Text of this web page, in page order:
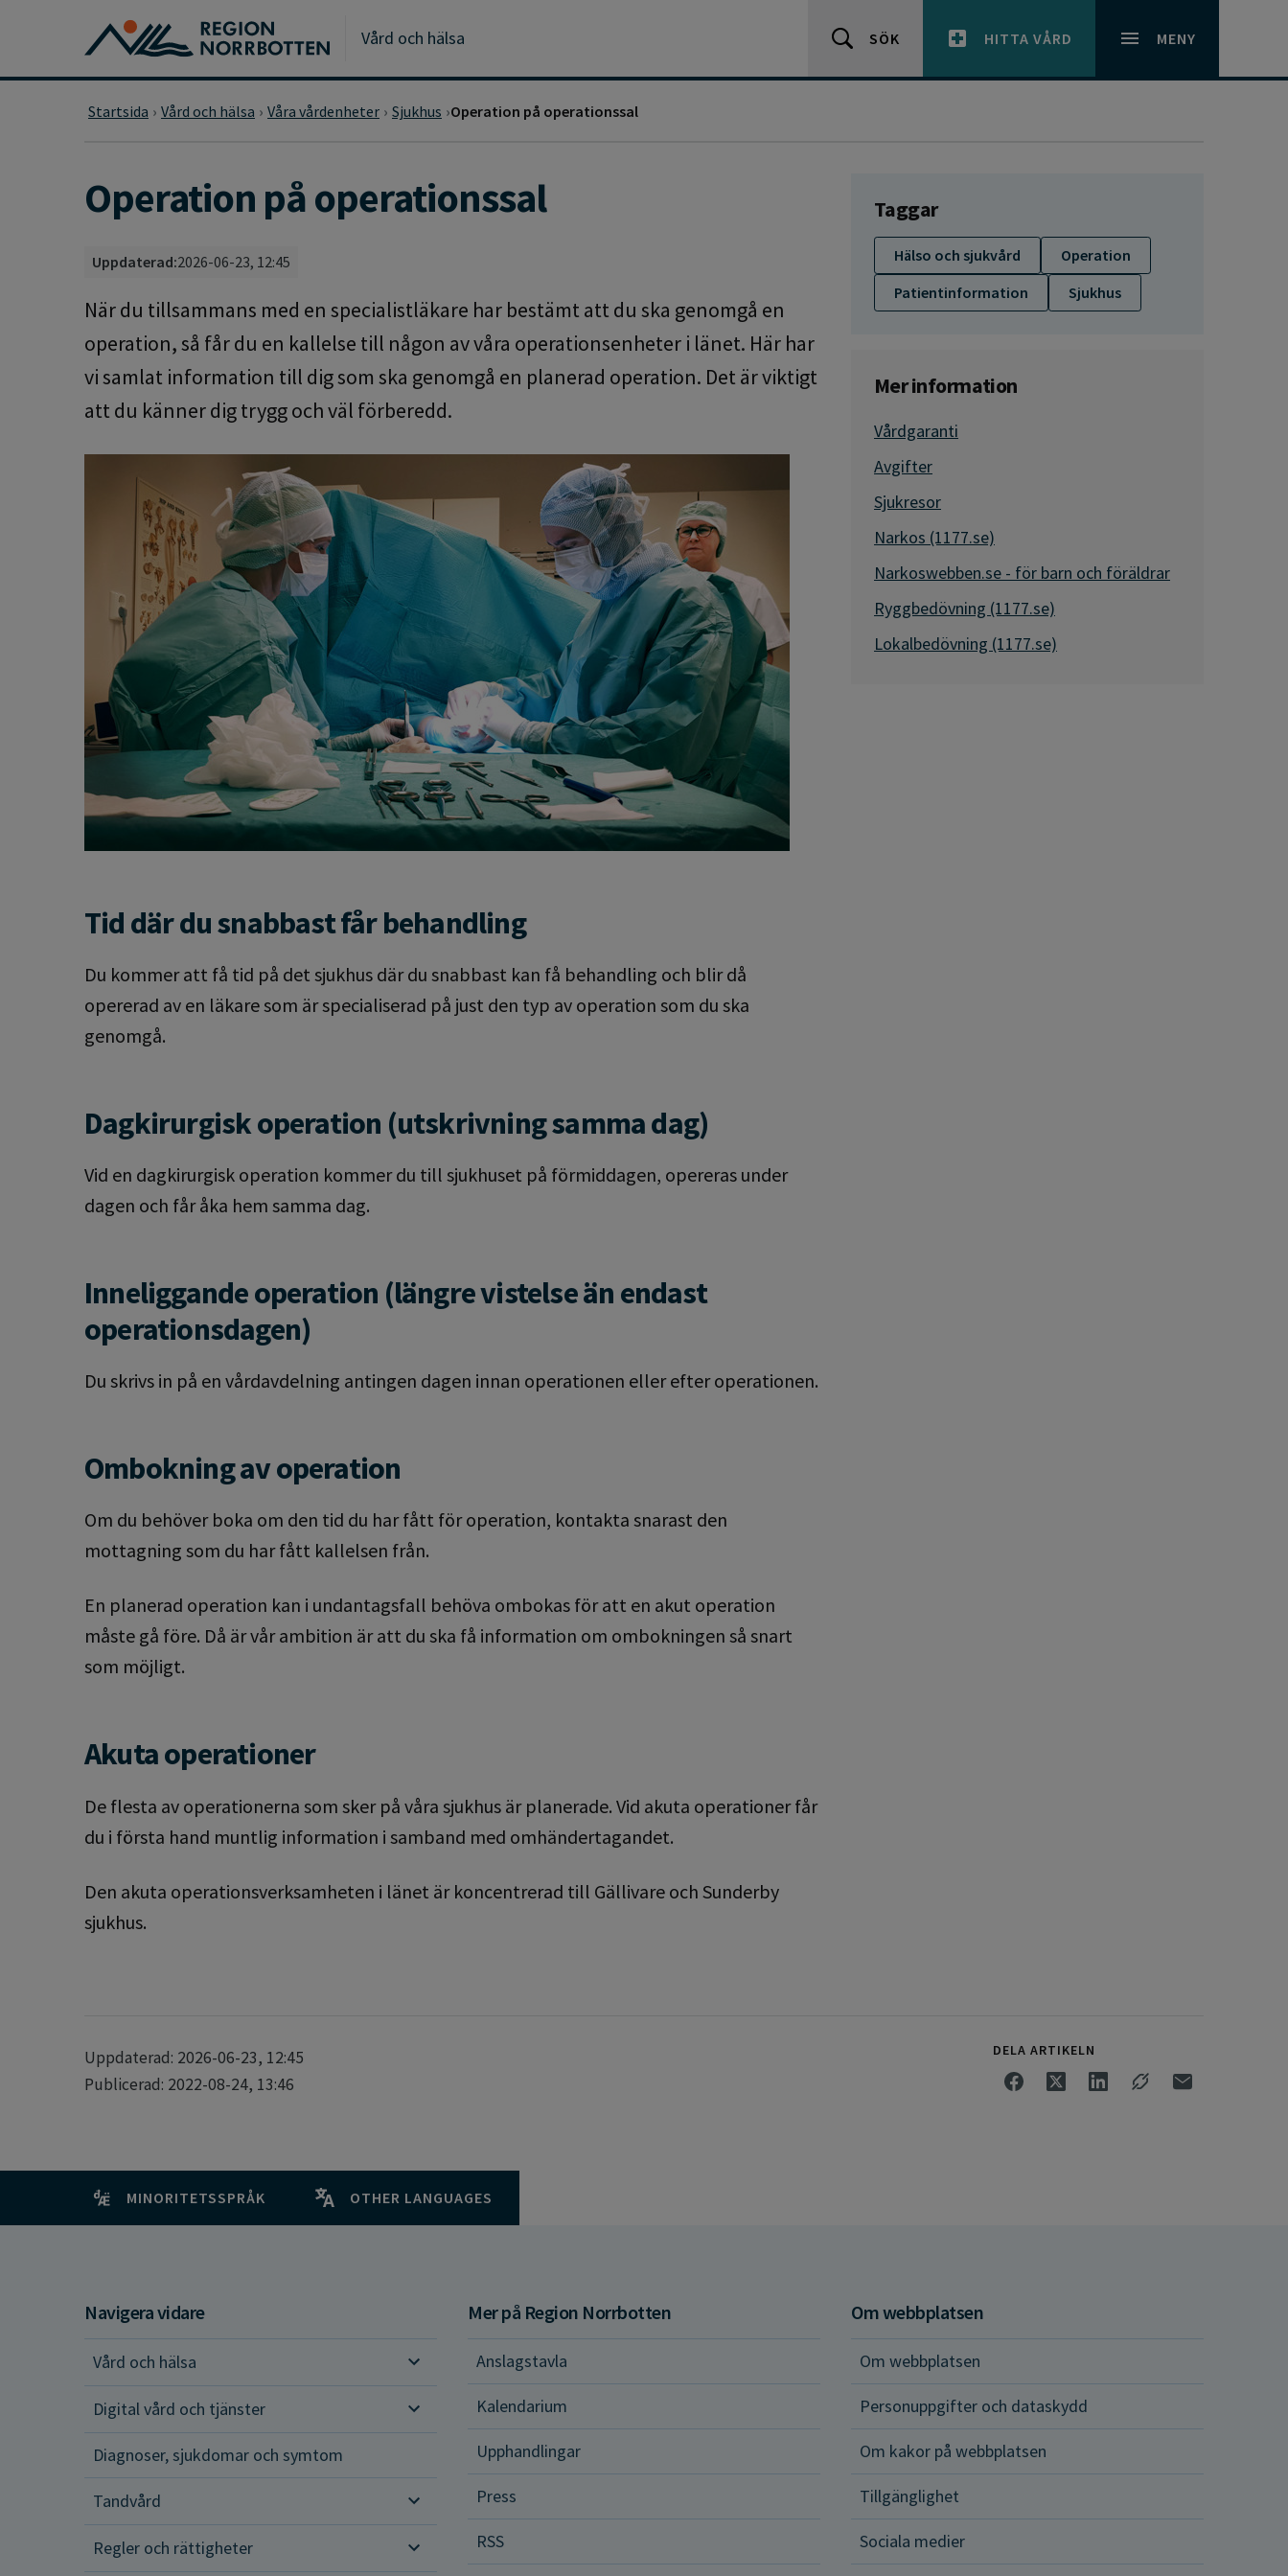
Gå till huvudmeny
Gå till övergripande innehåll
Vård och hälsa SÖK HITTA VÅRD MENY
Startsida Vård och hälsa Våra vårdenheter Sjukhus Operation på operationssal
Operation på operationssal
Uppdaterad:2026-06-23, 12:45
När du tillsammans med en specialistläkare har bestämt att du ska genomgå en
operation, så får du en kallelse till någon av våra operationsenheter i länet. Här har
vi samlat information till dig som ska genomgå en planerad operation. Det är viktigt
att du känner dig trygg och väl förberedd.
Tid där du snabbast får behandling
Du kommer att få tid på det sjukhus där du snabbast kan få behandling och blir då
opererad av en läkare som är specialiserad på just den typ av operation som du ska
genomgå.
Dagkirurgisk operation (utskrivning samma dag)
Vid en dagkirurgisk operation kommer du till sjukhuset på förmiddagen, opereras under
dagen och får åka hem samma dag.
Inneliggande operation (längre vistelse än endast
operationsdagen)
Du skrivs in på en vårdavdelning antingen dagen innan operationen eller efter operationen.
Ombokning av operation
Om du behöver boka om den tid du har fått för operation, kontakta snarast den
mottagning som du har fått kallelsen från.
En planerad operation kan i undantagsfall behöva ombokas för att en akut operation
måste gå före. Då är vår ambition är att du ska få information om ombokningen så snart
som möjligt.
Akuta operationer
De flesta av operationerna som sker på våra sjukhus är planerade. Vid akuta operationer får
du i första hand muntlig information i samband med omhändertagandet.
Den akuta operationsverksamheten i länet är koncentrerad till Gällivare och Sunderby
sjukhus.
Taggar
Hälso och sjukvård
Operation
Patientinformation
Sjukhus
Mer information
Vårdgaranti
Avgifter
Sjukresor
Narkos (1177.se)
Narkoswebben.se - för barn och föräldrar
Ryggbedövning (1177.se)
Lokalbedövning (1177.se)
Uppdaterad: 2026-06-23, 12:45
Publicerad: 2022-08-24, 13:46
DELA ARTIKELN
MINORITETSSPRÅK OTHER LANGUAGES
Navigera vidare
Vård och hälsa
Vård och hälsa
Digital vård och tjänster
Diagnoser, sjukdomar och symtom
Tandvård
Regler och rättigheter
Regler och rättigheter
Mer på Region Norrbotten
Anslagstavla
Kalendarium
Upphandlingar
Press
RSS
Om webbplatsen
Om webbplatsen
Personuppgifter och dataskydd
Om kakor på webbplatsen
Tillgänglighet
Sociala medier